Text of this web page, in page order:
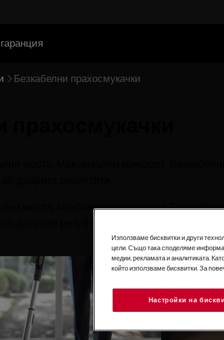
Безкабелни прахосмукачки
места. Максимален комфорт.
Използваме бисквитки и други
цели. Също така споделяме
медии, рекламата и аналитиката.
който използваме бисквитки. За
Настройки на